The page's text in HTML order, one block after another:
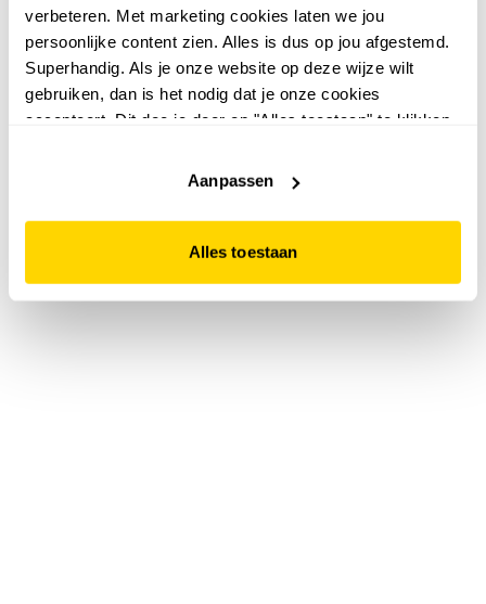
verbeteren. Met marketing cookies laten we jou
persoonlijke content zien. Alles is dus op jou afgestemd.
Superhandig. Als je onze website op deze wijze wilt
gebruiken, dan is het nodig dat je onze cookies
accepteert. Dit doe je door op "Alles toestaan" te klikken.
website niet optimaal functioneert.
Aanpassen
Alles toestaan